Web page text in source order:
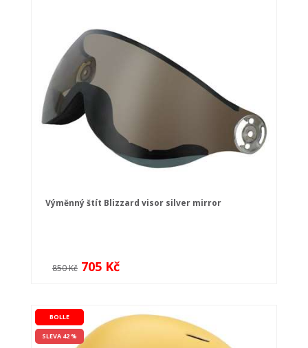
Výměnný štít Blizzard visor silver mirror
850 Kč 705 Kč
BOLLE
SLEVA 42 %